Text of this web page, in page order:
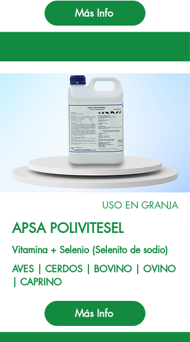
Más Info
USO EN GRANJA
APSA POLIVITESEL
Vitamina + Selenio (Selenito de sodio)
AVES | CERDOS | BOVINO | OVINO
| CAPRINO
Más Info